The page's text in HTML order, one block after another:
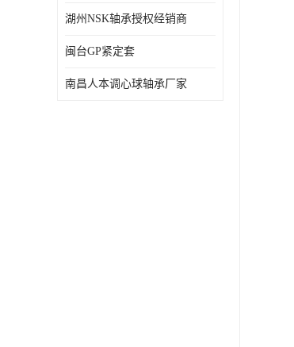
湖州NSK轴承授权经销商
闽台GP紧定套
南昌人本调心球轴承厂家